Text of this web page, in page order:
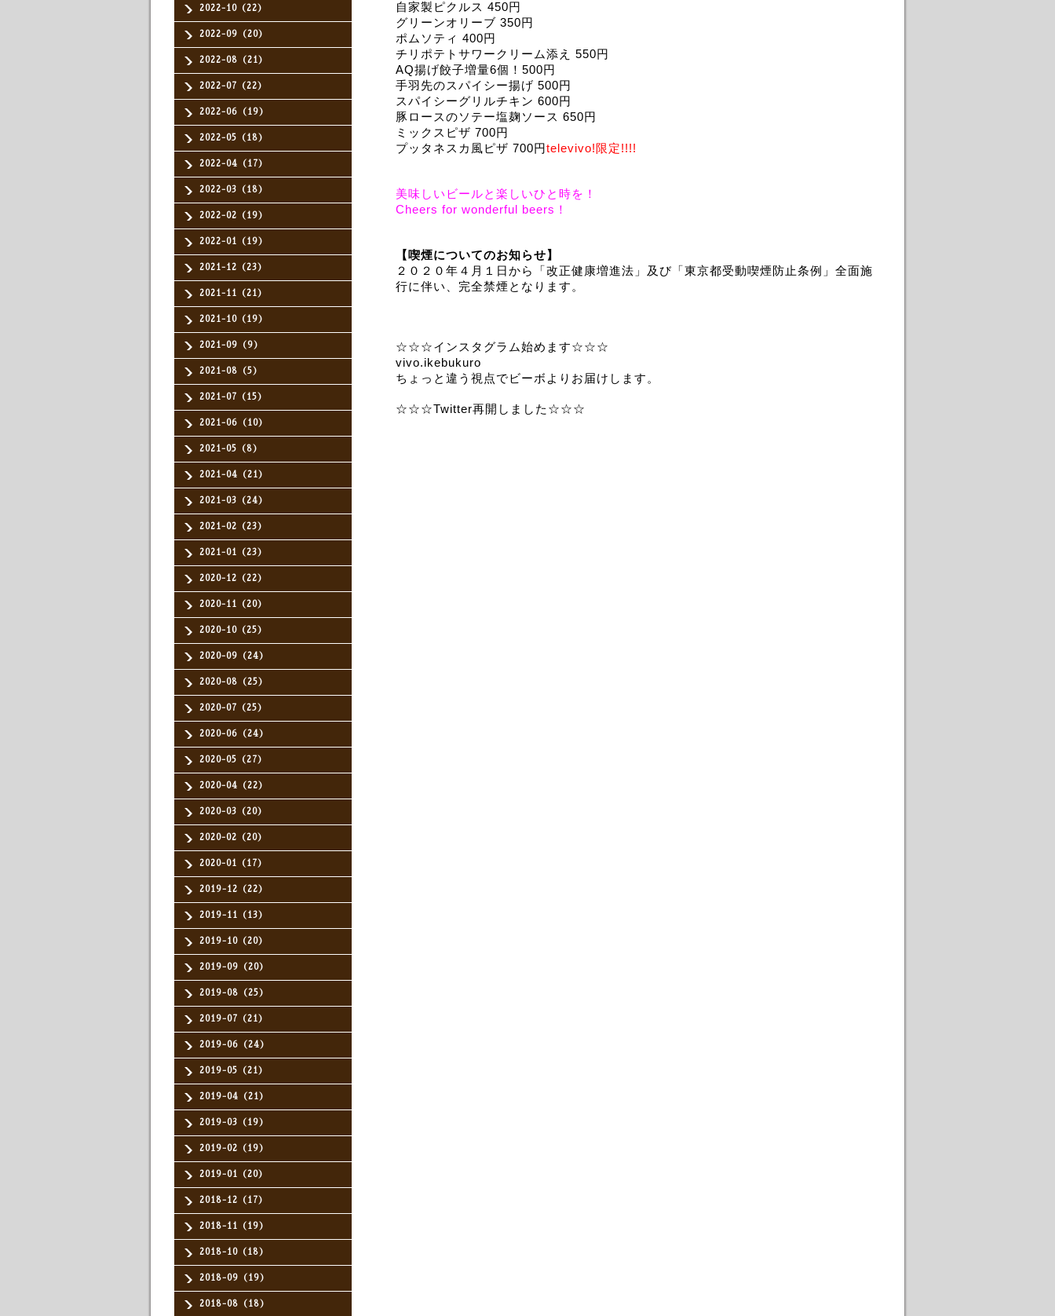
2022-10（22）
2022-09（20）
2022-08（21）
2022-07（22）
2022-06（19）
2022-05（18）
2022-04（17）
2022-03（18）
2022-02（19）
2022-01（19）
2021-12（23）
2021-11（21）
2021-10（19）
2021-09（9）
2021-08（5）
2021-07（15）
2021-06（10）
2021-05（8）
2021-04（21）
2021-03（24）
2021-02（23）
2021-01（23）
2020-12（22）
2020-11（20）
2020-10（25）
2020-09（24）
2020-08（25）
2020-07（25）
2020-06（24）
2020-05（27）
2020-04（22）
2020-03（20）
2020-02（20）
2020-01（17）
2019-12（22）
2019-11（13）
2019-10（20）
2019-09（20）
2019-08（25）
2019-07（21）
2019-06（24）
2019-05（21）
2019-04（21）
2019-03（19）
2019-02（19）
2019-01（20）
2018-12（17）
2018-11（19）
2018-10（18）
2018-09（19）
2018-08（18）
自家製ピクルス 450円
グリーンオリーブ 350円
ポムソティ 400円
チリポテトサワークリーム添え 550円
AQ揚げ餃子増量6個！500円
手羽先のスパイシー揚げ 500円
スパイシーグリルチキン 600円
豚ロースのソテー塩麹ソース 650円
ミックスピザ 700円
プッタネスカ風ピザ 700円televivo!限定!!!!
美味しいビールと楽しいひと時を！
Cheers for wonderful beers！
【喫煙についてのお知らせ】
２０２０年４月１日から「改正健康増進法」及び「東京都受動喫煙防止条例」全面施
行に伴い、完全禁煙となります。
☆☆☆インスタグラム始めます☆☆☆
vivo.ikebukuro
ちょっと違う視点でビーボよりお届けします。
☆☆☆Twitter再開しました☆☆☆